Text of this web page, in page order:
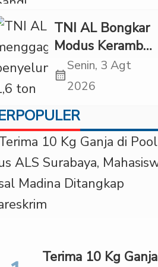
Tindakan Tegas
TNI AL Bongkar
Modus Keramba
Apung, 1,6 Ton
Pasir Timah
Diselundupkan
calendar_month
Senin, 3 Agt
2026
Terima 10 Kg Ganja